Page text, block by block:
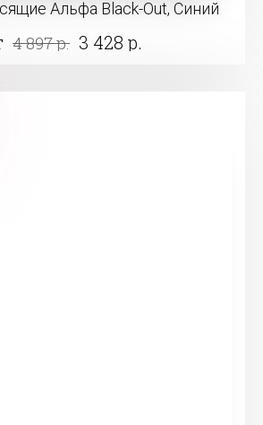
Альфа Black-Out, Синий
4 897 р. 3 428 р.